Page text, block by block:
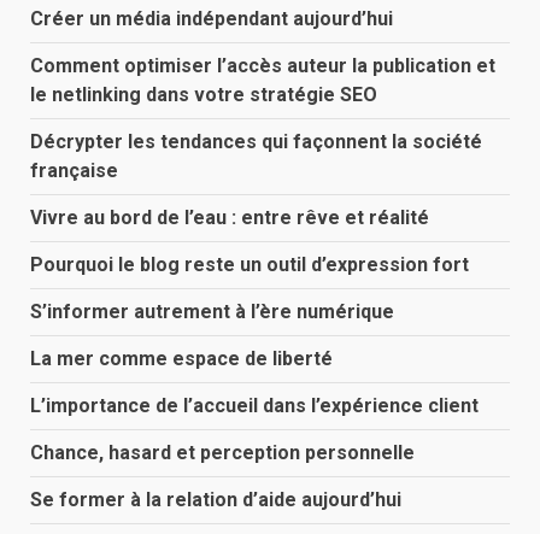
Créer un média indépendant aujourd’hui
Comment optimiser l’accès auteur la publication et
le netlinking dans votre stratégie SEO
Décrypter les tendances qui façonnent la société
française
Vivre au bord de l’eau : entre rêve et réalité
Pourquoi le blog reste un outil d’expression fort
S’informer autrement à l’ère numérique
La mer comme espace de liberté
L’importance de l’accueil dans l’expérience client
Chance, hasard et perception personnelle
Se former à la relation d’aide aujourd’hui